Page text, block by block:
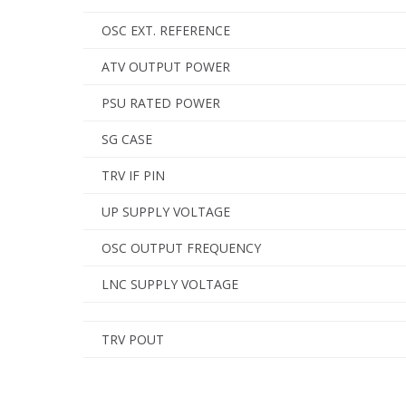
OSC EXT. REFERENCE
ATV OUTPUT POWER
PSU RATED POWER
SG CASE
TRV IF PIN
UP SUPPLY VOLTAGE
OSC OUTPUT FREQUENCY
LNC SUPPLY VOLTAGE
TRV POUT